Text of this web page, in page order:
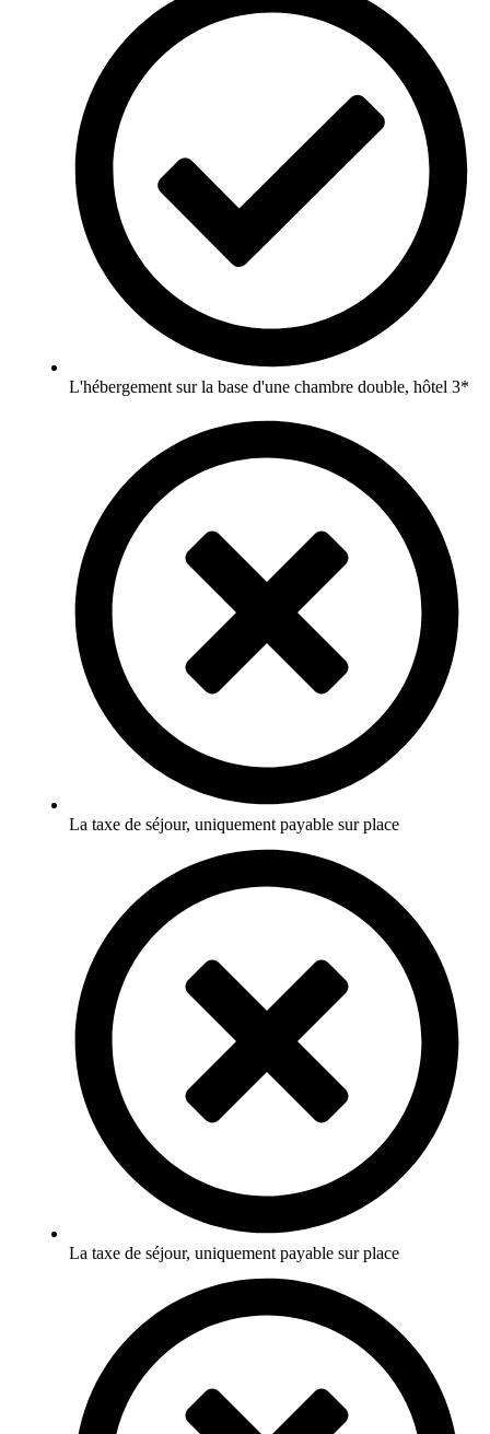
L'hébergement sur la base d'une chambre double, hôtel 3*
La taxe de séjour, uniquement payable sur place
La taxe de séjour, uniquement payable sur place